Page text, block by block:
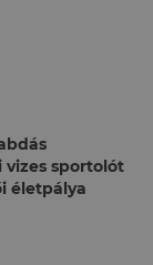
sportolót
életpálya